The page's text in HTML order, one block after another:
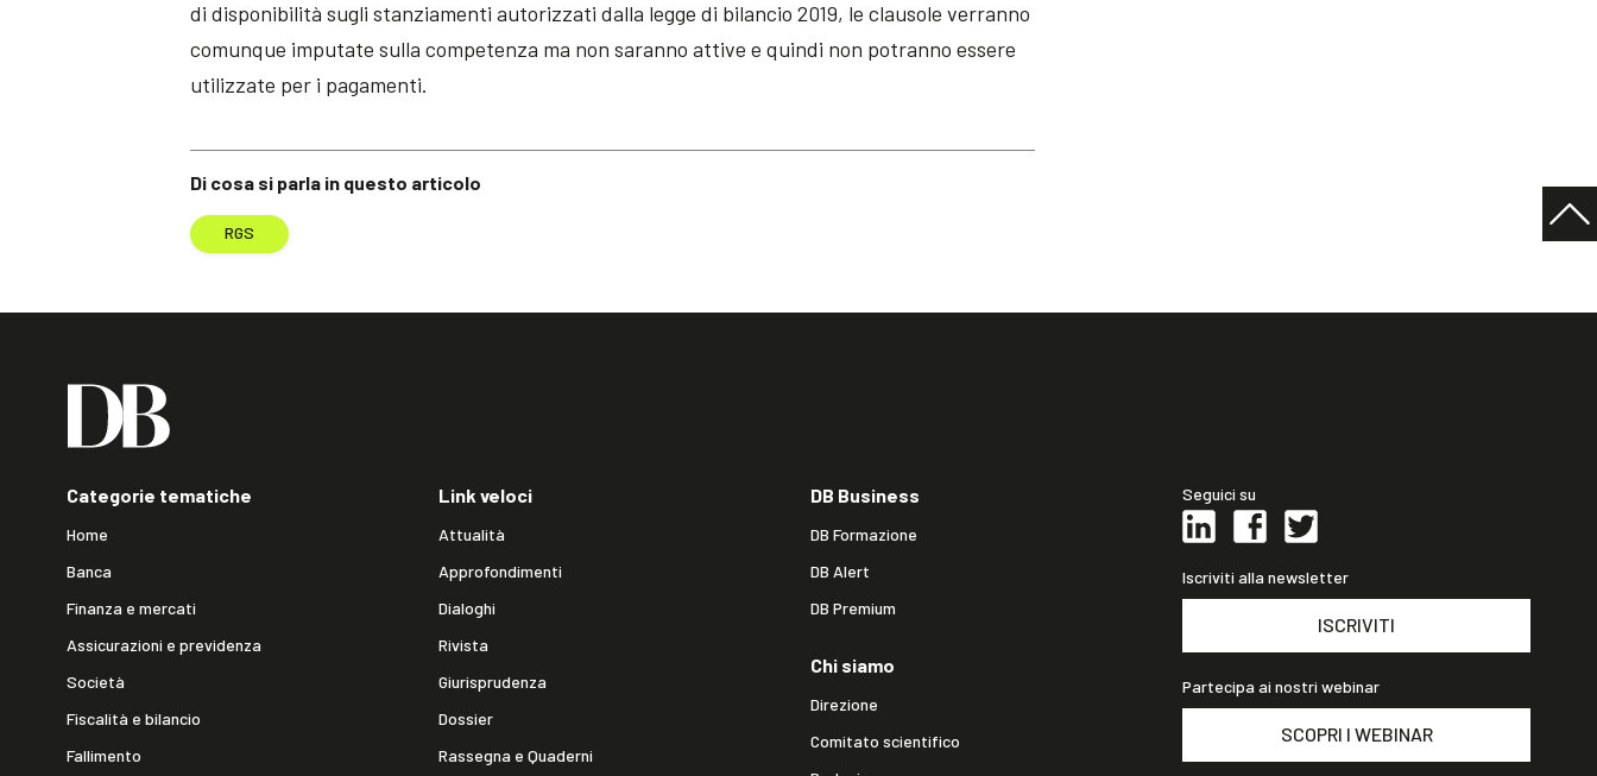
Di cosa si parla in questo articolo
RGS
di disponibilità sugli stanziamenti autorizzati dalla legge di bilancio 2019, le clausole verranno
comunque imputate sulla competenza ma non saranno attive e quindi non potranno essere
utilizzate per i pagamenti.
Categorie tematiche
Home
Banca
Finanza e mercati
Assicurazioni e previdenza
Società
Fiscalità e bilancio
Fallimento
Link veloci
Attualità
Approfondimenti
Dialoghi
Rivista
Giurisprudenza
Dossier
Rassegna e Quaderni
DB Business
DB Formazione
DB Alert
DB Premium
Chi siamo
Direzione
Comitato scientifico
Seguici su
Iscriviti alla newsletter
ISCRIVITI
Partecipa ai nostri webinar
SCOPRI I WEBINAR